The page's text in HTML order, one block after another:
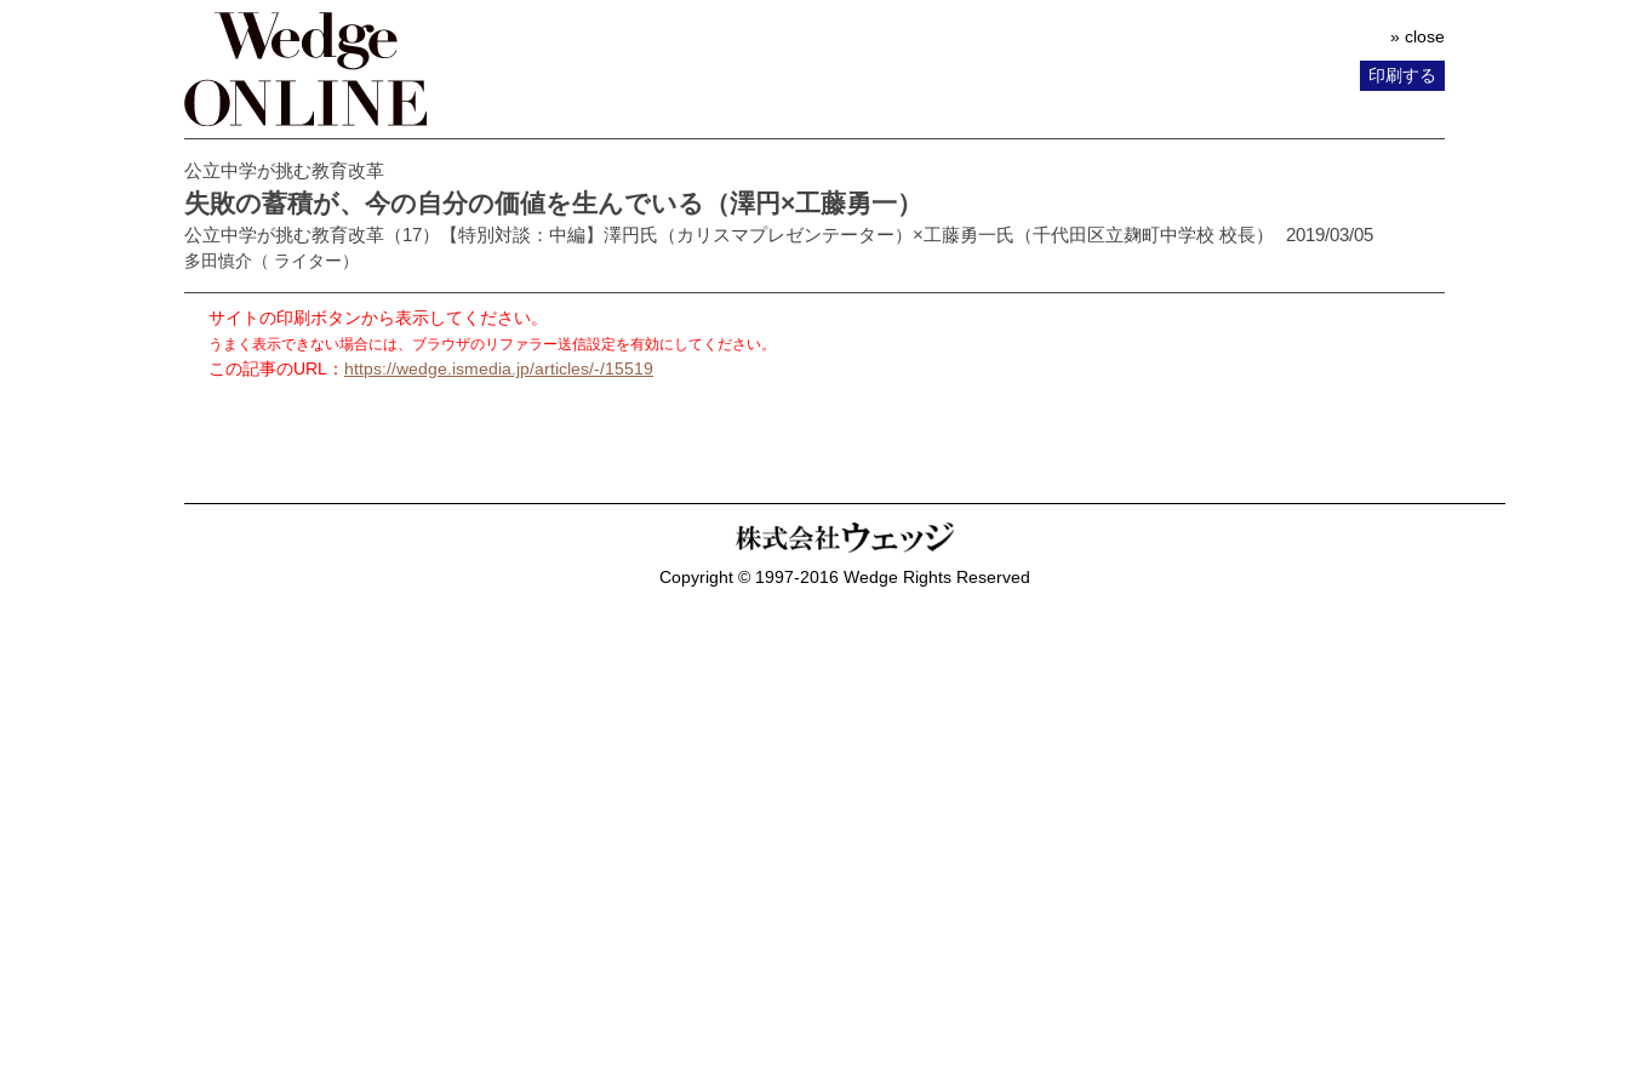
» close
印刷する
公立中学が挑む教育改革
失敗の蓄積が、今の自分の価値を生んでいる（澤円×工藤勇一）
公立中学が挑む教育改革（17）【特別対談：中編】澤円氏（カリスマプレゼンテーター）×工藤勇一氏（千代田区立麹町中学校 校長） 2019/03/05
多田慎介 （ ライター）
サイトの印刷ボタンから表示してください。
うまく表示できない場合には、ブラウザのリファラー送信設定を有効にしてください。
この記事のURL： https://wedge.ismedia.jp/articles/-/15519
Copyright © 1997-2016 Wedge Rights Reserved